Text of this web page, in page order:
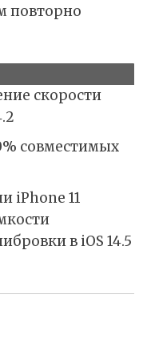
повторно
скорости
совместимых
iPhone 11
в iOS 14.5